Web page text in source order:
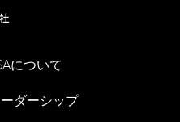
について
ーダーシップ